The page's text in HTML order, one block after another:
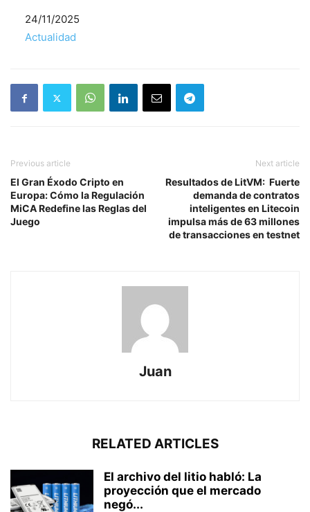
Fecha
24/11/2025
Respecto a
Actualidad
Previous article
El Gran Éxodo Cripto en
Europa: Cómo la Regulación
MiCA Redefine las Reglas del
Juego
Next article
Resultados de LitVM: Fuerte
demanda de contratos
inteligentes en Litecoin
impulsa más de 63 millones
de transacciones en testnet
Juan
RELATED ARTICLES
El archivo del litio habló: La
proyección que el mercado
negó...